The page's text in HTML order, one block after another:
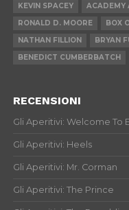
KEVIN SPACEY
ACADEMY
RONALD D. MOORE
BOX
NATHAN FILLION
BRYAN
BENEDICT CUMBERBATCH
RECENSIONI
Gli Aperitivi: Welcome To
Gli Aperitivi: Heels
Gli Aperitivi: Mr. Corman
Gli Aperitivi: The Prince